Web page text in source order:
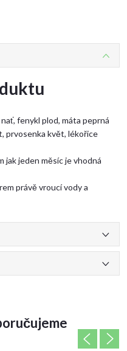
fenykl plod, máta peprná
prvosenka květ, lékořice
jak jeden měsíc je vhodná
právě vroucí vody a